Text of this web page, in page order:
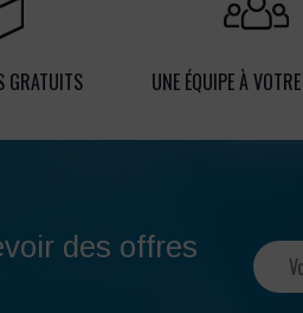
GRATUITS UNE ÉQUIPE À
des offres